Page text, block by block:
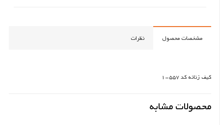
مشخصات محصول نظرات
کیف زنانه کد 557-1
محصولات مشابه